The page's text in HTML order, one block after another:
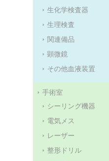
生化学検査器
生理検査
関連備品
顕微鏡
その他血液装置
手術室
シーリング機器
電気メス
レーザー
整形ドリル